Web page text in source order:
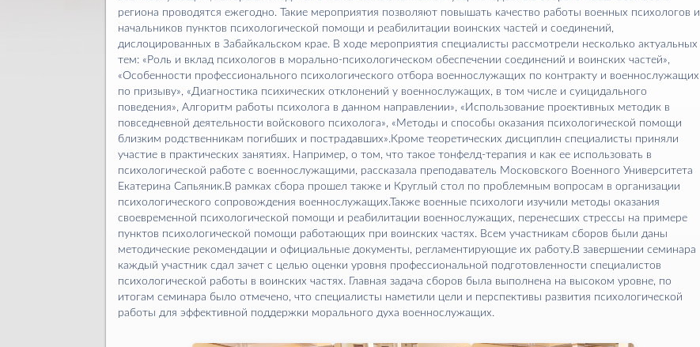
региона проводятся ежегодно. Такие мероприятия позволяют повышать качество работы военных психологов и
начальников пунктов психологической помощи и реабилитации воинских частей и соединений,
дислоцированных в Забайкальском крае. В ходе мероприятия специалисты рассмотрели несколько актуальных
тем: «Роль и вклад психологов в морально-психологическом обеспечении соединений и воинских частей»,
«Особенности профессионального психологического отбора военнослужащих по контракту и военнослужащих
по призыву», «Диагностика психических отклонений у военнослужащих, в том числе и суицидального
поведения», Алгоритм работы психолога в данном направлении», «Использование проективных методик в
повседневной деятельности войскового психолога», «Методы и способы оказания психологической помощи
близким родственникам погибших и пострадавших».Кроме теоретических дисциплин специалисты приняли
участие в практических занятиях. Например, о том, что такое тонфелд-терапия и как ее использовать в
психологической работе с военнослужащими, рассказала преподаватель Московского Военного Университета
Екатерина Сапьяник.В рамках сбора прошел также и Круглый стол по проблемным вопросам в организации
психологического сопровождения военнослужащих.Также военные психологи изучили методы оказания
своевременной психологической помощи и реабилитации военнослужащих, перенесших стрессы на примере
пунктов психологической помощи работающих при воинских частях. Всем участникам сборов были даны
методические рекомендации и официальные документы, регламентирующие их работу.В завершении семинара
каждый участник сдал зачет с целью оценки уровня профессиональной подготовленности специалистов
психологической работы в воинских частях. Главная задача сборов была выполнена на высоком уровне, по
итогам семинара было отмечено, что специалисты наметили цели и перспективы развития психологической
работы для эффективной поддержки морального духа военнослужащих.